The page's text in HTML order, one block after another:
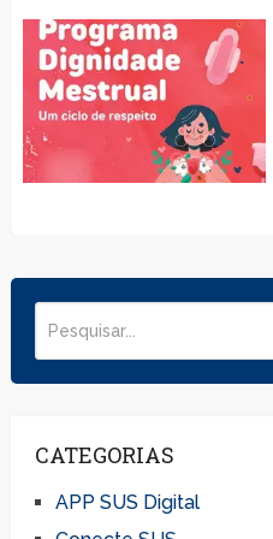
CATEGORIAS
APP SUS Digital